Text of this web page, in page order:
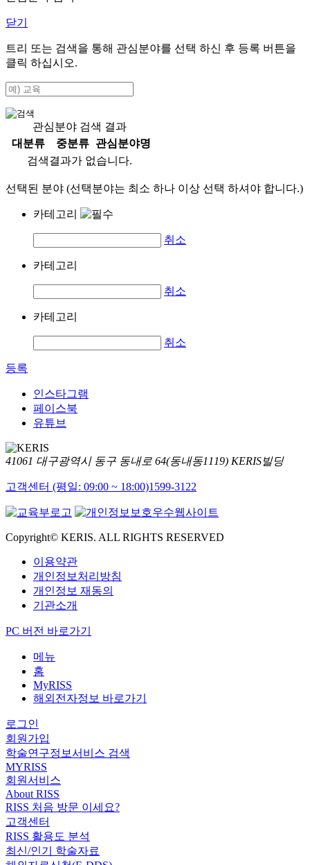
닫기
트리 또는 검색을 통해 관심분야를 선택 하신 후 등록 버튼을
클릭 하십시오.
관심분야 검색 결과
대분류
중분류
관심분야명
검색결과가 없습니다.
선택된 분야 (선택분야는 최소 하나 이상 선택 하셔야 합니다.)
카테고리
취소
카테고리
취소
카테고리
취소
등록
인스타그램
페이스북
유튜브
41061 대구광역시 동구 동내로 64(동내동1119) KERIS빌딩
고객센터 (평일: 09:00 ~ 18:00)1599-3122
Copyright© KERIS. ALL RIGHTS RESERVED
이용약관
개인정보처리방침
개인정보 재동의
기관소개
PC 버전 바로가기
메뉴
홈
MyRISS
해외전자정보 바로가기
로그인
회원가입
학술연구정보서비스 검색
MYRISS
회원서비스
About RISS
RISS 처음 방문 이세요?
고객센터
RISS 활용도 분석
최신/인기 학술자료